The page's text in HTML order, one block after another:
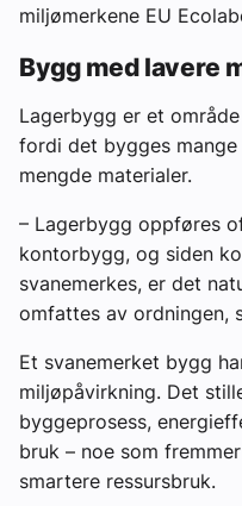
miljømerkene EU
Bygg med lavere
Lagerbygg er et
fordi det bygges
mengde materialer.
– Lagerbygg oppføres
kontorbygg, og siden
svanemerkes, er det
omfattes av ordningen,
Et svanemerket bygg
miljøpåvirkning. Det
byggeprosess,
bruk – noe som
smartere ressursbruk.